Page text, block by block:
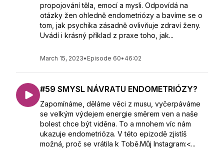
propojování těla, emocí a mysli. Odpovídá na
otázky žen ohledně endometriózy a bavíme se o
tom, jak psychika zásadně ovlivňuje zdraví ženy.
Uvádí i krásný příklad z praxe toho, jak...
March 15, 2023• Episode 60• 46:02
#59 SMYSL NÁVRATU ENDOMETRIÓZY?
Zapomínáme, děláme věci z musu, vyčerpáváme
se velkým výdejem energie směrem ven a naše
bolest chce být viděna. To a mnohem víc nám
ukazuje endometrióza. V této epizodě zjistíš
možná, proč se vrátila k Tobě.Můj Instagram:<...